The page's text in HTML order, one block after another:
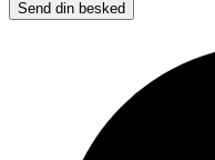
Send din besked